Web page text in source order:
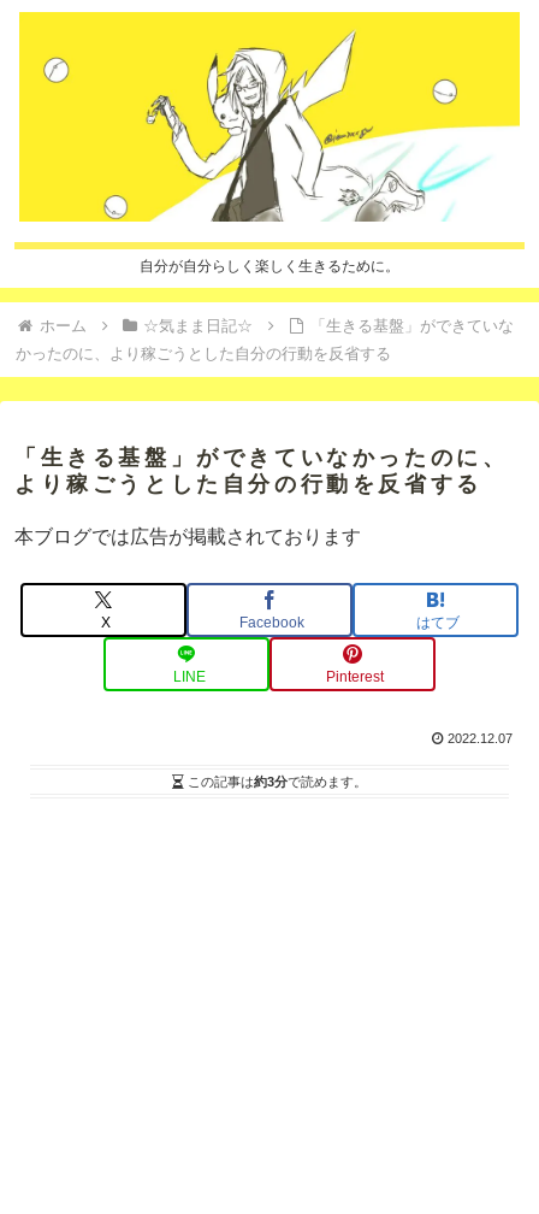
自分が自分らしく楽しく生きるために。
ホーム ☆気まま日記☆
「生きる基盤」ができていな
かったのに、より稼ごうとした自分の行動を反省する
「生きる基盤」ができていなかったのに、
より稼ごうとした自分の行動を反省する
本ブログでは広告が掲載されております
X Facebook はてブ
LINE Pinterest
2022.12.07
この記事は約3分で読めます。